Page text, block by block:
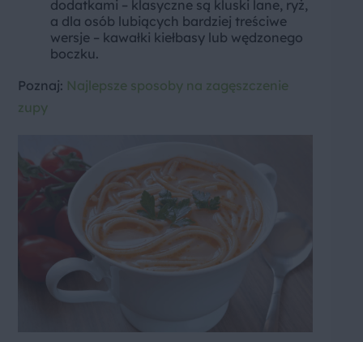
dodatkami – klasyczne są kluski lane, ryż,
a dla osób lubiących bardziej treściwe
wersje – kawałki kiełbasy lub wędzonego
boczku.
Poznaj: Najlepsze sposoby na zagęszczenie
zupy